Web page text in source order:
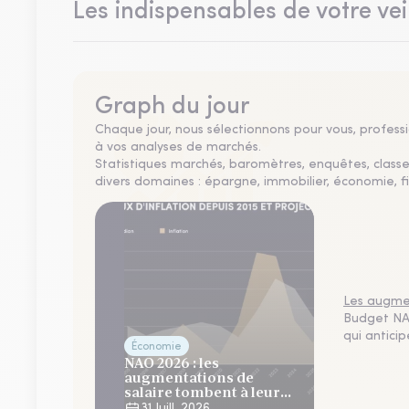
Les indispensables de votre
Graph du jour
Chaque jour, nous sélectionnons pour vous,
à vos analyses de marchés.
Statistiques marchés, baromètres, enquêtes,
divers domaines : épargne, immobilier, économie,
Économie
NAO 2026 : les
augmentations de
salaire tombent à leur
Les
Budget
qui